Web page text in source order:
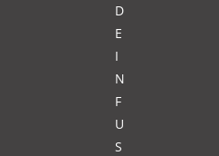
D
E
I
N
F
U
S